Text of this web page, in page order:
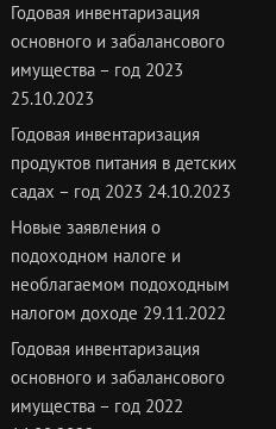
Годовая инвентаризация
основного и забалансового
имущества – год 2023
25.10.2023
Годовая инвентаризация
продуктов питания в детских
садах – год 2023 24.10.2023
Новые заявления о
подоходном налоге и
необлагаемом подоходным
налогом доходе 29.11.2022
Годовая инвентаризация
основного и забалансового
имущества – год 2022